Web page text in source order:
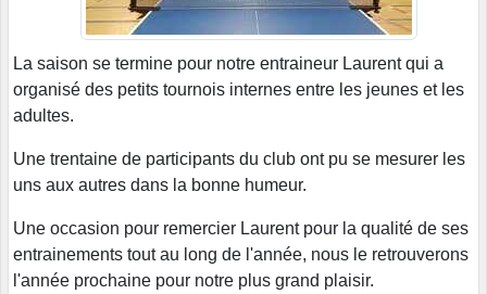
La saison se termine pour notre entraineur Laurent qui a
organisé des petits tournois internes entre les jeunes et les
adultes.
Une trentaine de participants du club ont pu se mesurer les
uns aux autres dans la bonne humeur.
Une occasion pour remercier Laurent pour la qualité de ses
entrainements tout au long de l'année, nous le retrouverons
l'année prochaine pour notre plus grand plaisir.